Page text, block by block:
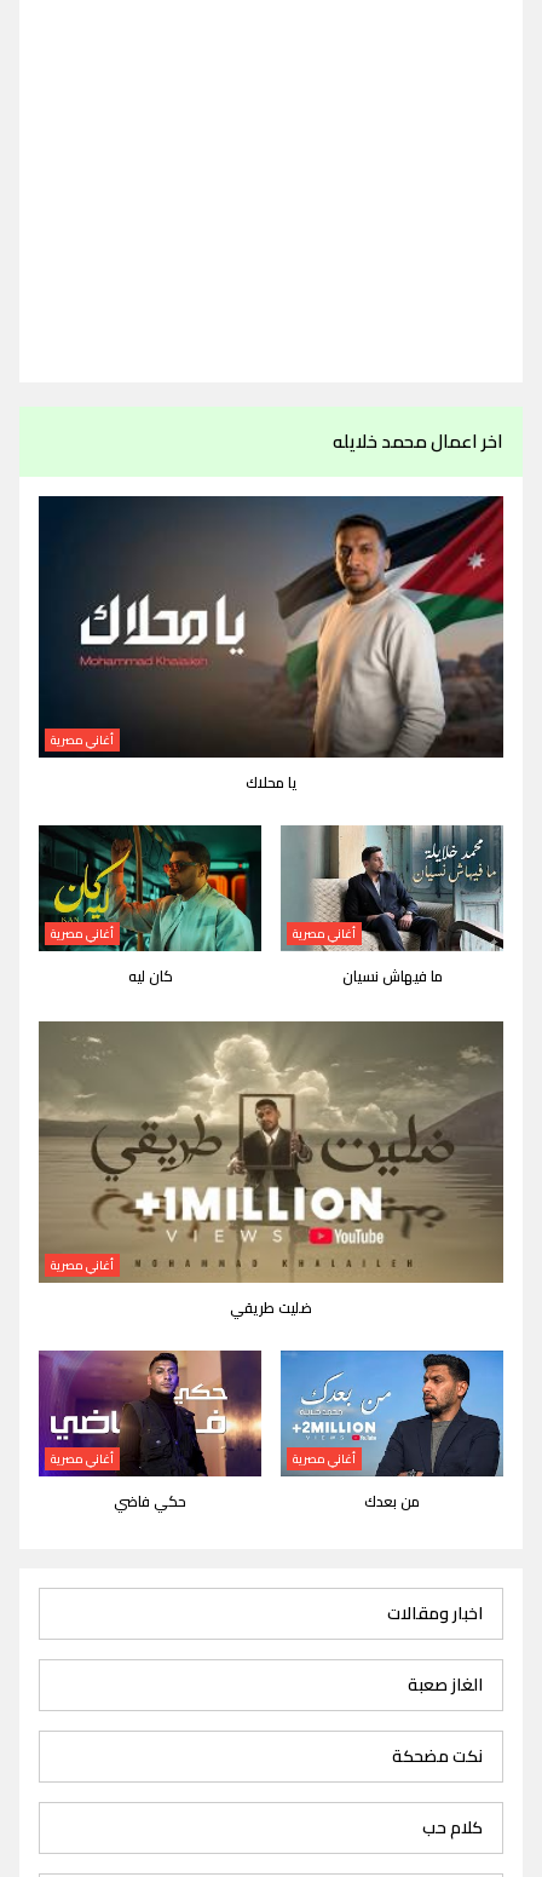
اخر اعمال محمد خلايله
أغاني مصرية
يا محلاك
أغاني مصرية
ما فيهاش نسيان
أغاني مصرية
كان ليه
أغاني مصرية
ضليت طريقي
أغاني مصرية
من بعدك
أغاني مصرية
حكي فاضي
اخبار ومقالات
الغاز صعبة
نكت مضحكة
كلام حب